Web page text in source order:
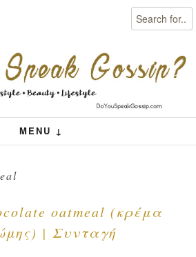
Search
MENU ↓
oatmeal (κρέμα
| Συνταγή